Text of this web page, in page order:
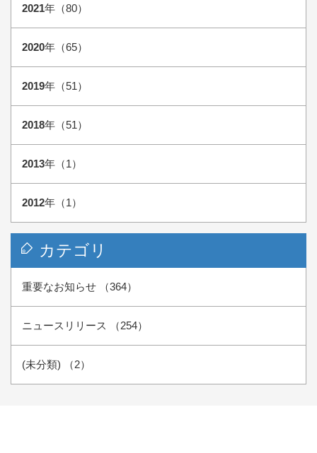
2021年（80）
2020年（65）
2019年（51）
2018年（51）
2013年（1）
2012年（1）
カテゴリ
重要なお知らせ （364）
ニュースリリース （254）
(未分類) （2）